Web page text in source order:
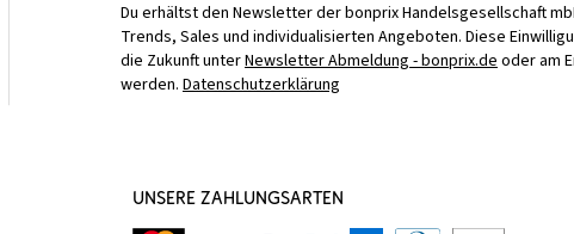
Du erhältst den Newsletter der bonprix Handelsgesellschaft
Trends, Sales und individualisierten Angeboten. Diese
die Zukunft unterNewsletter Abmeldung - bonprix.deoder am
werden. Datenschutzerklärung
UNSERE ZAHLUNGSARTEN